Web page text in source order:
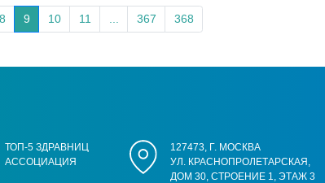
8 9 10 11 367 368
ТОП-5 ЗДРАВНИЦ
АССОЦИАЦИЯ
127473, Г. МОСКВА
УЛ. КРАСНОПРОЛЕТАРСКАЯ,
ДОМ 30, СТРОЕНИЕ 1, ЭТАЖ 3